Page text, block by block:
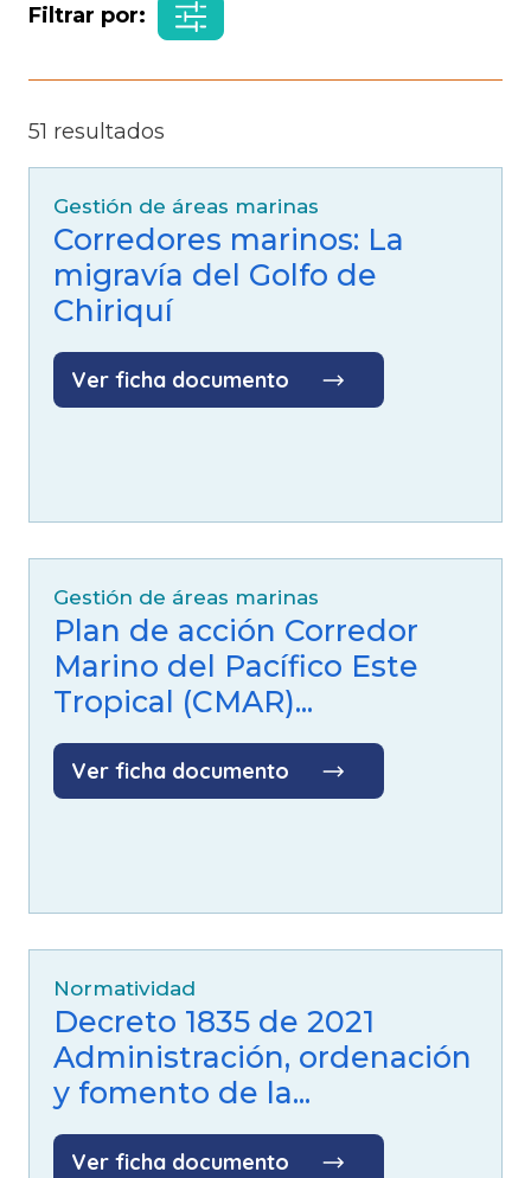
Filtrar por:
51 resultados
Gestión de áreas marinas
Corredores marinos: La
migravía del Golfo de
Chiriquí
Ver ficha documento
Gestión de áreas marinas
Plan de acción Corredor
Marino del Pacífico Este
Tropical (CMAR)...
Ver ficha documento
Normatividad
Decreto 1835 de 2021
Administración, ordenación
y fomento de la...
Ver ficha documento